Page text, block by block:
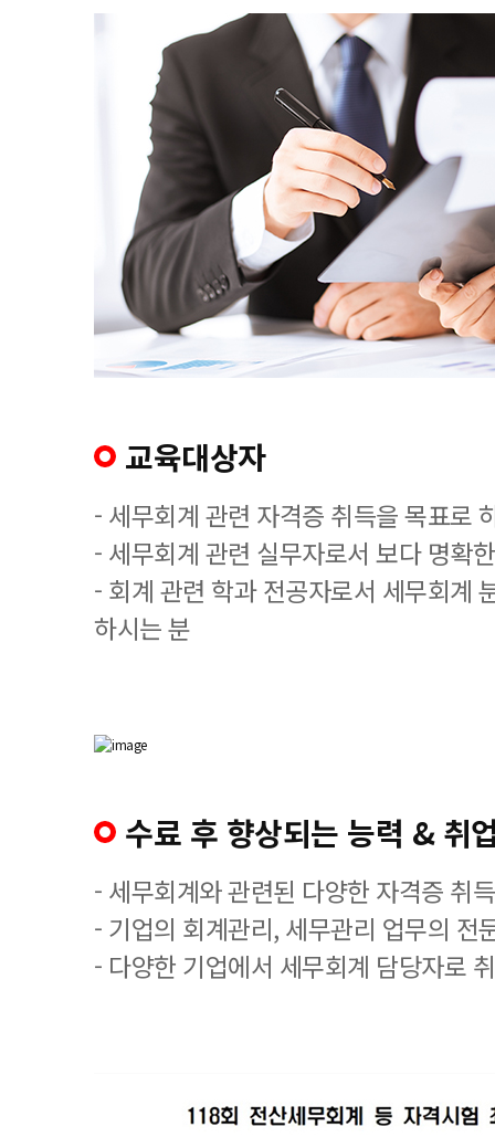
교육대상자
- 세무회계 관련 자격증 취득을 목표로
- 세무회계 관련 실무자로서 보다 명확
- 회계 관련 학과 전공자로서 세무회계
하시는 분
수료 후 향상되는 능력 & 취
- 세무회계와 관련된 다양한 자격증 취
- 기업의 회계관리, 세무관리 업무의 전
- 다양한 기업에서 세무회계 담당자로